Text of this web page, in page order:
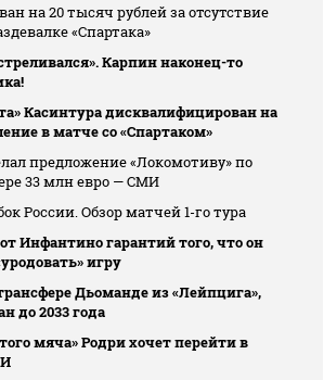
на 20 тысяч рублей за отсутствие
«Спартака»
Карпин наконец-то
Касинтура дисквалифицирован на
в матче со «Спартаком»
предложение «Локомотиву» по
33 млн евро — СМИ
России. Обзор матчей 1-го тура
Инфантино гарантий того, что он
игру
Дьоманде из «Лейпцига»,
до 2033 года
мяча» Родри хочет перейти в